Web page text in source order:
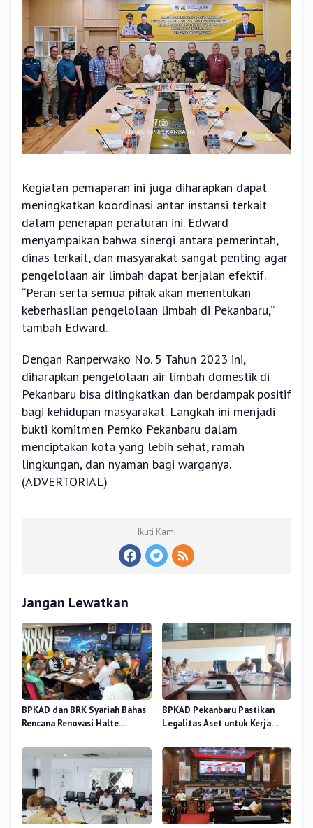
Kegiatan pemaparan ini juga diharapkan dapat
meningkatkan koordinasi antar instansi terkait
dalam penerapan peraturan ini. Edward
menyampaikan bahwa sinergi antara pemerintah,
dinas terkait, dan masyarakat sangat penting agar
pengelolaan air limbah dapat berjalan efektif.
“Peran serta semua pihak akan menentukan
keberhasilan pengelolaan limbah di Pekanbaru,”
tambah Edward.
Dengan Ranperwako No. 5 Tahun 2023 ini,
diharapkan pengelolaan air limbah domestik di
Pekanbaru bisa ditingkatkan dan berdampak positif
bagi kehidupan masyarakat. Langkah ini menjadi
bukti komitmen Pemko Pekanbaru dalam
menciptakan kota yang lebih sehat, ramah
lingkungan, dan nyaman bagi warganya.
(ADVERTORIAL)
Ikuti Kami
Jangan Lewatkan
BPKAD dan BRK Syariah Bahas
Rencana Renovasi Halte
BPKAD Pekanbaru Pastikan
Legalitas Aset untuk Kerja